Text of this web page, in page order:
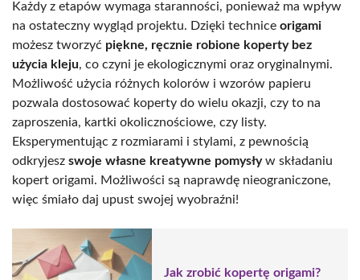
Każdy z etapów wymaga staranności, ponieważ ma wpływ
na ostateczny wygląd projektu. Dzięki technice origami
możesz tworzyć piękne, ręcznie robione koperty bez
użycia kleju, co czyni je ekologicznymi oraz oryginalnymi.
Możliwość użycia różnych kolorów i wzorów papieru
pozwala dostosować koperty do wielu okazji, czy to na
zaproszenia, kartki okolicznościowe, czy listy.
Eksperymentując z rozmiarami i stylami, z pewnością
odkryjesz swoje własne kreatywne pomysływ składaniu
kopert origami. Możliwości są naprawdę nieograniczone,
więc śmiało daj upust swojej wyobraźni!
Jak zrobić kopertę origami?